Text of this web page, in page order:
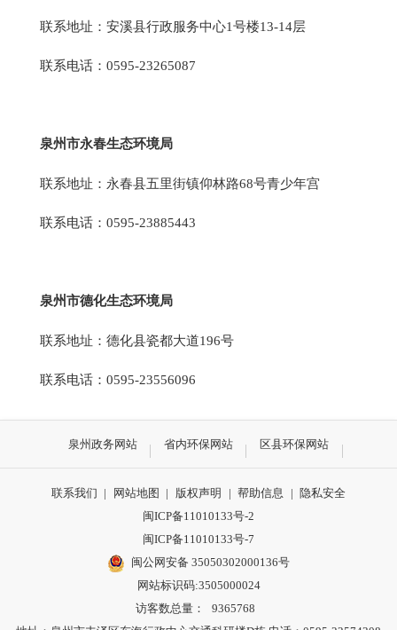
联系地址：安溪县行政服务中心1号楼13-14层
联系电话：0595-23265087
泉州市永春生态环境局
联系地址：永春县五里街镇仰林路68号青少年宫
联系电话：0595-23885443
泉州市德化生态环境局
联系地址：德化县瓷都大道196号
联系电话：0595-23556096
泉州政务网站 省内环保网站 区县环保网站
联系我们 | 网站地图 | 版权声明 | 帮助信息 | 隐私安全
闽ICP备11010133号-2
闽ICP备11010133号-7
闽公网安备 35050302000136号
网站标识码:3505000024
访客数总量：
9365768